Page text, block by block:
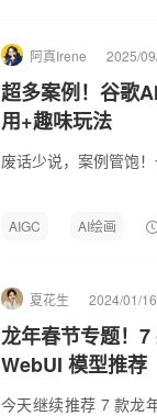
阿真Irene 2025/
超多案例！谷歌
用+趣味玩法
废话少说，案例管饱
AIGC AI绘画
夏花生 2024/01/16
龙年春节专题！
WebUI 模型推荐
今天继续推荐 7 款龙